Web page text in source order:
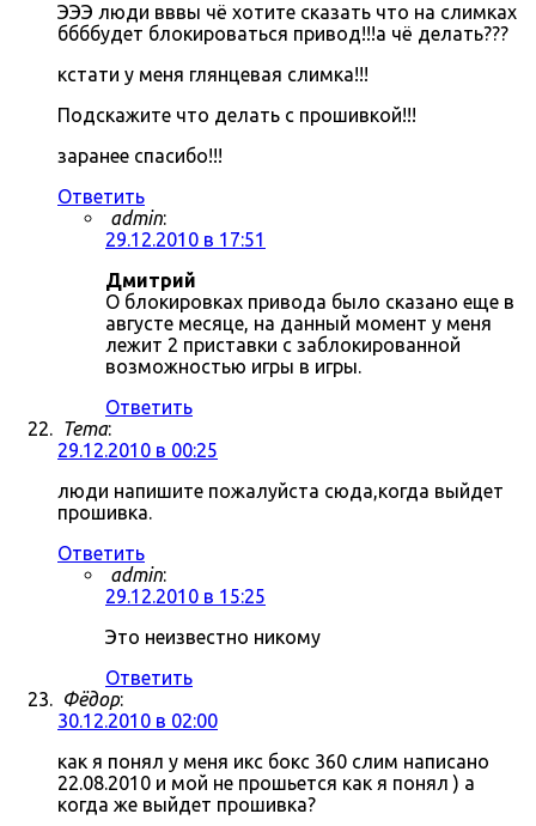
ЭЭЭ люди вввы чё хотите сказать что на слимках
ббббудет блокироваться привод!!!а чё делать???
кстати у меня глянцевая слимка!!!
Подскажите что делать с прошивкой!!!
заранее спасибо!!!
Ответить
admin:
29.12.2010 в 17:51
Дмитрий
О блокировках привода было сказано еще в
августе месяце, на данный момент у меня
лежит 2 приставки с заблокированной
возможностью игры в игры.
Ответить
Tema:
29.12.2010 в 00:25
люди напишите пожалуйста сюда,когда выйдет
прошивка.
Ответить
admin:
29.12.2010 в 15:25
Это неизвестно никому
Ответить
Фёдор:
30.12.2010 в 02:00
как я понял у меня икс бокс 360 слим написано
22.08.2010 и мой не прошьется как я понял ) а
когда же выйдет прошивка?